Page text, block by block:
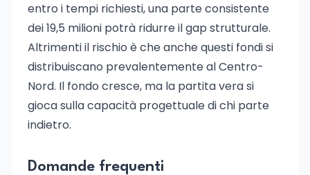
entro i tempi richiesti, una parte consistente
dei 19,5 milioni potrà ridurre il gap strutturale.
Altrimenti il rischio è che anche questi fondi si
distribuiscano prevalentemente al Centro-
Nord. Il fondo cresce, ma la partita vera si
gioca sulla capacità progettuale di chi parte
indietro.
Domande frequenti